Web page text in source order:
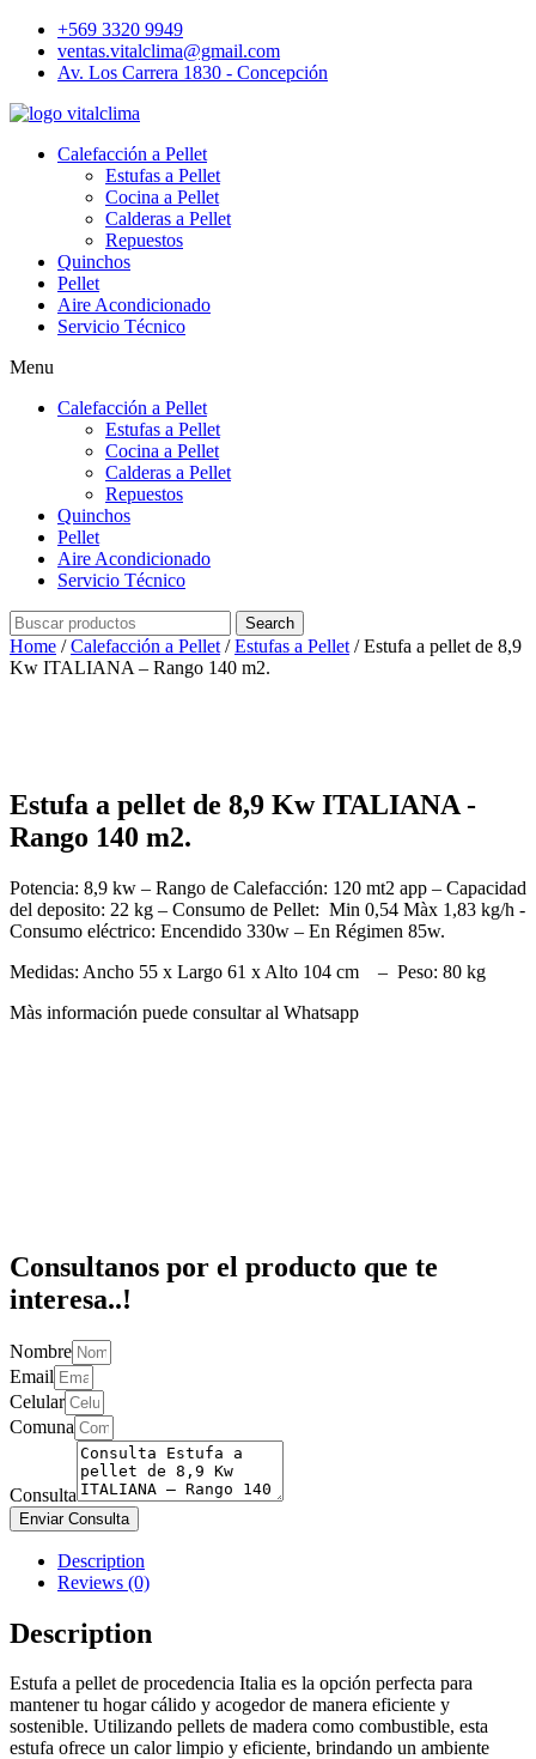
+569 3320 9949
ventas.vitalclima@gmail.com
Av. Los Carrera 1830 - Concepción
Calefacción a Pellet
Estufas a Pellet
Cocina a Pellet
Calderas a Pellet
Repuestos
Quinchos
Pellet
Aire Acondicionado
Servicio Técnico
Menu
Calefacción a Pellet
Estufas a Pellet
Cocina a Pellet
Calderas a Pellet
Repuestos
Quinchos
Pellet
Aire Acondicionado
Servicio Técnico
Search
Home /Calefacción a Pellet /Estufas a Pellet / Estufa a pellet de 8,9
Kw ITALIANA – Rango 140 m2.
Estufa a pellet de 8,9 Kw ITALIANA -
Rango 140 m2.
Potencia: 8,9 kw – Rango de Calefacción: 120 mt2 app – Capacidad
del deposito: 22 kg – Consumo de Pellet: Min 0,54 Màx 1,83 kg/h -
Consumo eléctrico: Encendido 330w – En Régimen 85w.
Medidas: Ancho 55 x Largo 61 x Alto 104 cm – Peso: 80 kg
Màs información puede consultar al Whatsapp
Consultanos por el producto que te
interesa..!
Nombre
Email
Celular
Comuna
Consulta
Enviar Consulta
Description
Reviews (0)
Description
Estufa a pellet de procedencia Italia es la opción perfecta para
mantener tu hogar cálido y acogedor de manera eficiente y
sostenible. Utilizando pellets de madera como combustible, esta
estufa ofrece un calor limpio y eficiente, brindando un ambiente